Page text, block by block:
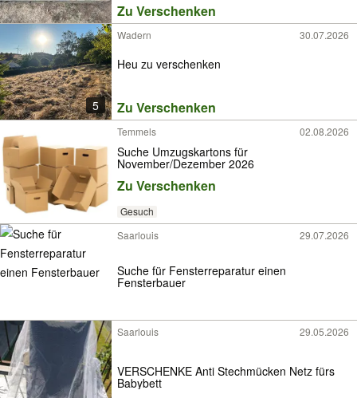
Zu Verschenken
5
Wadern 30.07.2026
Heu zu verschenken
Zu Verschenken
Temmels 02.08.2026
Suche Umzugskartons für
November/Dezember 2026
Zu Verschenken
Gesuch
Saarlouis
29.07.2026
Suche für Fensterreparatur einen
Fensterbauer
Saarlouis 29.05.2026
VERSCHENKE Anti Stechmücken Netz fürs
Babybett